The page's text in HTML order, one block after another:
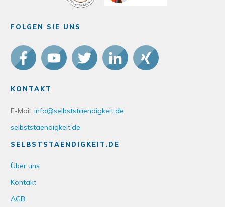
FOLGEN SIE UNS
KONTAKT
E-Mail: info@selbststaendigkeit.de
selbststaendigkeit.de
SELBSTSTAENDIGKEIT.DE
Über uns
Kontakt
AGB